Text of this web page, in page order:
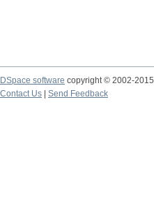
DSpace software copyright © 2002-2015
Contact Us
Send Feedback